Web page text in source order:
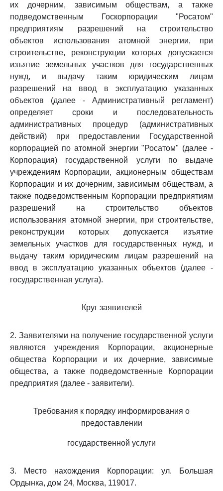
их дочерним, зависимым обществам, а также
подведомственным Госкорпорации "Росатом"
предприятиям разрешений на строительство
объектов использования атомной энергии, при
строительстве, реконструкции которых допускается
изъятие земельных участков для государственных
нужд, и выдачу таким юридическим лицам
разрешений на ввод в эксплуатацию указанных
объектов (далее - Административный регламент)
определяет сроки и последовательность
административных процедур (административных
действий) при предоставлении Государственной
корпорацией по атомной энергии "Росатом" (далее -
Корпорация) государственной услуги по выдаче
учреждениям Корпорации, акционерным обществам
Корпорации и их дочерним, зависимым обществам, а
также подведомственным Корпорации предприятиям
разрешений на строительство объектов
использования атомной энергии, при строительстве,
реконструкции которых допускается изъятие
земельных участков для государственных нужд, и
выдачу таким юридическим лицам разрешений на
ввод в эксплуатацию указанных объектов (далее -
государственная услуга).
Круг заявителей
2. Заявителями на получение государственной услуги
являются учреждения Корпорации, акционерные
общества Корпорации и их дочерние, зависимые
общества, а также подведомственные Корпорации
предприятия (далее - заявители).
Требования к порядку информирования о
предоставлении
государственной услуги
3. Место нахождения Корпорации: ул. Большая
Ордынка, дом 24, Москва, 119017.